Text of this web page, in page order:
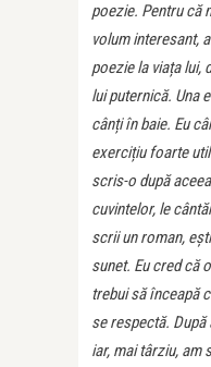
poezie. Pentru că
volum interesant,
poezie la viața lui,
lui puternică. Una
cânți în baie. Eu
exercițiu foarte
scris-o după
cuvintelor, le
scrii un roman,
sunet. Eu cred că
trebui să înceapă
se respectă.
iar, mai târziu, am